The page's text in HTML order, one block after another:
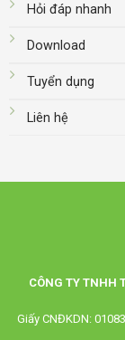
Hỏi đáp nhanh
Download
Tuyển dụng
Liên hệ
CÔNG TY TNHH
Giấy CNĐKDN: